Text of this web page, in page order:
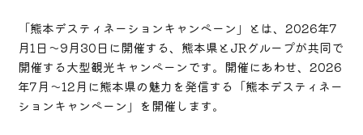
「熊本デスティネーションキャンペーン」とは、2026年7
月1日～9月30日に開催する、熊本県とJRグループが共同で
開催する大型観光キャンペーンです。開催にあわせ、2026
年7月～12月に熊本県の魅力を発信する「熊本デスティネー
ションキャンペーン」を開催します。